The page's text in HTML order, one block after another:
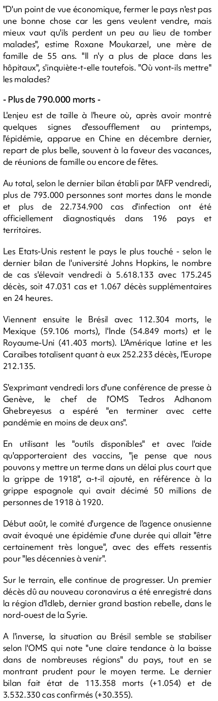
"D'un point de vue économique, fermer le pays n'est pas
une bonne chose car les gens veulent vendre, mais
mieux vaut qu'ils perdent un peu au lieu de tomber
malades", estime Roxane Moukarzel, une mère de
famille de 55 ans. "Il n'y a plus de place dans les
hôpitaux", s'inquiète-t-elle toutefois. "Où vont-ils mettre"
les malades?
- Plus de 790.000 morts -
L'enjeu est de taille à l'heure où, après avoir montré
quelques signes d'essoufflement au printemps,
l'épidémie, apparue en Chine en décembre dernier,
repart de plus belle, souvent à la faveur des vacances,
de réunions de famille ou encore de fêtes.
Au total, selon le dernier bilan établi par l'AFP vendredi,
plus de 793.000 personnes sont mortes dans le monde
et plus de 22.734.900 cas d'infection ont été
officiellement diagnostiqués dans 196 pays et
territoires.
Les Etats-Unis restent le pays le plus touché - selon le
dernier bilan de l'université Johns Hopkins, le nombre
de cas s'élevait vendredi à 5.618.133 avec 175.245
décès, soit 47.031 cas et 1.067 décès supplémentaires
en 24 heures.
Viennent ensuite le Brésil avec 112.304 morts, le
Mexique (59.106 morts), l'Inde (54.849 morts) et le
Royaume-Uni (41.403 morts). L'Amérique latine et les
Caraïbes totalisent quant à eux 252.233 décès, l'Europe
212.135.
S'exprimant vendredi lors d'une conférence de presse à
Genève, le chef de l'OMS Tedros Adhanom
Ghebreyesus a espéré "en terminer avec cette
pandémie en moins de deux ans".
En utilisant les "outils disponibles" et avec l'aide
qu'apporteraient des vaccins, "je pense que nous
pouvons y mettre un terme dans un délai plus court que
la grippe de 1918", a-t-il ajouté, en référence à la
grippe espagnole qui avait décimé 50 millions de
personnes de 1918 à 1920.
Début août, le comité d'urgence de l'agence onusienne
avait évoqué une épidémie d'une durée qui allait "être
certainement très longue", avec des effets ressentis
pour "les décennies à venir".
Sur le terrain, elle continue de progresser. Un premier
décès dû au nouveau coronavirus a été enregistré dans
la région d'Idleb, dernier grand bastion rebelle, dans le
nord-ouest de la Syrie.
A l'inverse, la situation au Brésil semble se stabiliser
selon l'OMS qui note "une claire tendance à la baisse
dans de nombreuses régions" du pays, tout en se
montrant prudent pour le moyen terme. Le dernier
bilan fait état de 113.358 morts (+1.054) et de
3.532.330 cas confirmés (+30.355).